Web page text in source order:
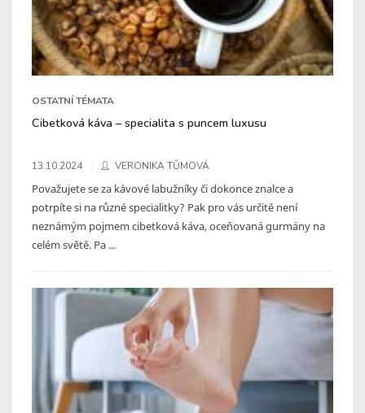
OSTATNÍ TÉMATA
Cibetková káva – specialita s puncem luxusu
13.10.2024 VERONIKA TŮMOVÁ
Považujete se za kávové labužníky či dokonce znalce a
potrpíte si na různé specialitky? Pak pro vás určitě není
neznámým pojmem cibetková káva, oceňovaná gurmány na
celém světě. Pa ...